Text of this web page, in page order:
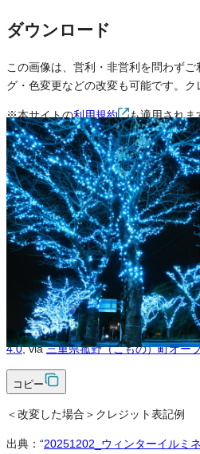
ダウンロード
この画像は、営利・非営利を問わず
グ・色変更などの改変も可能です。ク
※本サイトの利用規約 も適用されま
営利利用
可
改変
可
クレジット表記
必須
クレジット表記例
出典：“20251202_ウィンターイルミ
4.0, via三重県菰野（こもの）町オー
コピー
＜改変した場合＞クレジット表記例
出典：“20251202_ウィンターイルミ